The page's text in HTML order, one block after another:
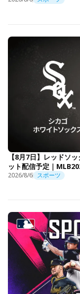
【8月7日】レッドソ
ット配信予定｜
2026/8/6 スポーツ